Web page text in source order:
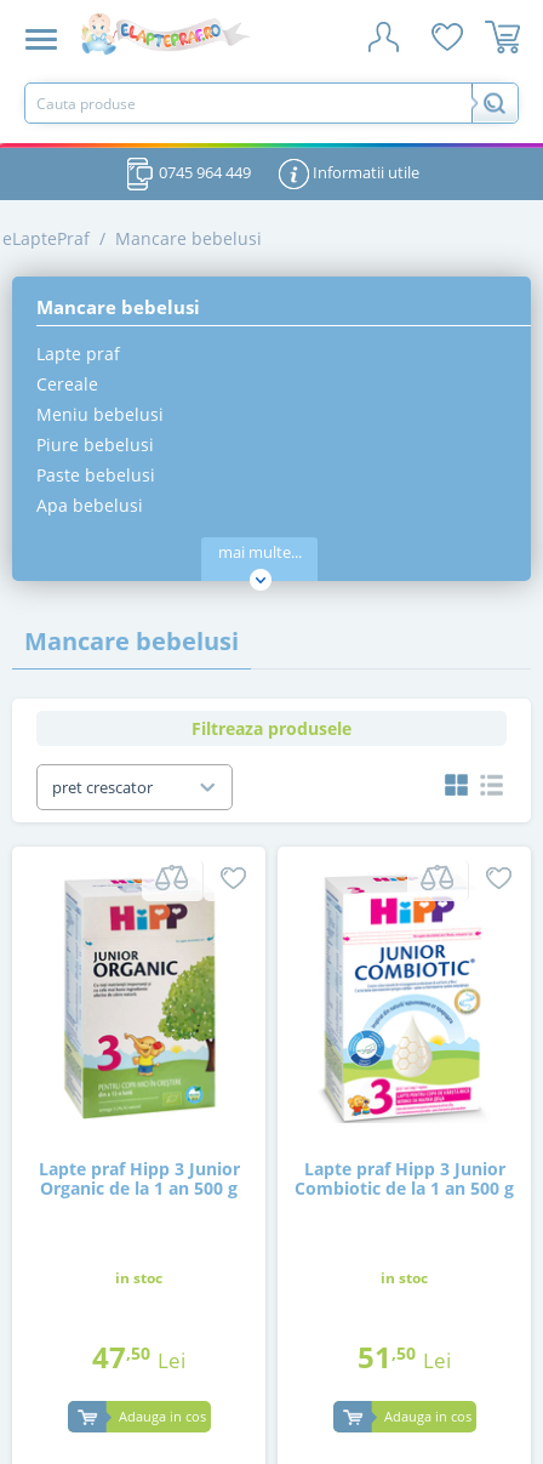
0745 964 449 Informatii utile
eLaptePraf / Mancare bebelusi
Mancare bebelusi
Lapte praf
Cereale
Meniu bebelusi
Piure bebelusi
Paste bebelusi
Apa bebelusi
mai multe...
Mancare bebelusi
Filtreaza produsele
pret crescator
Lapte praf Hipp 3 Junior
Organic de la 1 an 500 g
in stoc
47,50 Lei
Adauga in cos
Lapte praf Hipp 3 Junior
Combiotic de la 1 an 500 g
in stoc
51 ,50 Lei
Adauga in cos